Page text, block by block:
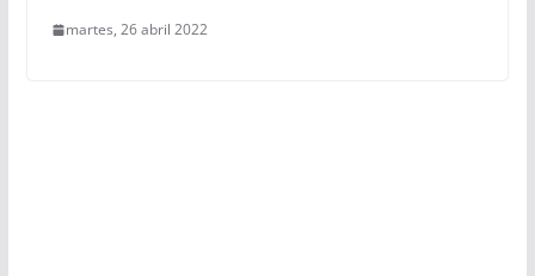
martes, 26 abril 2022